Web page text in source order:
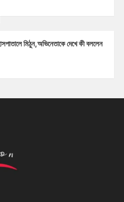
মিঠুন,অভিনেতাকে দেখে কী বললেন